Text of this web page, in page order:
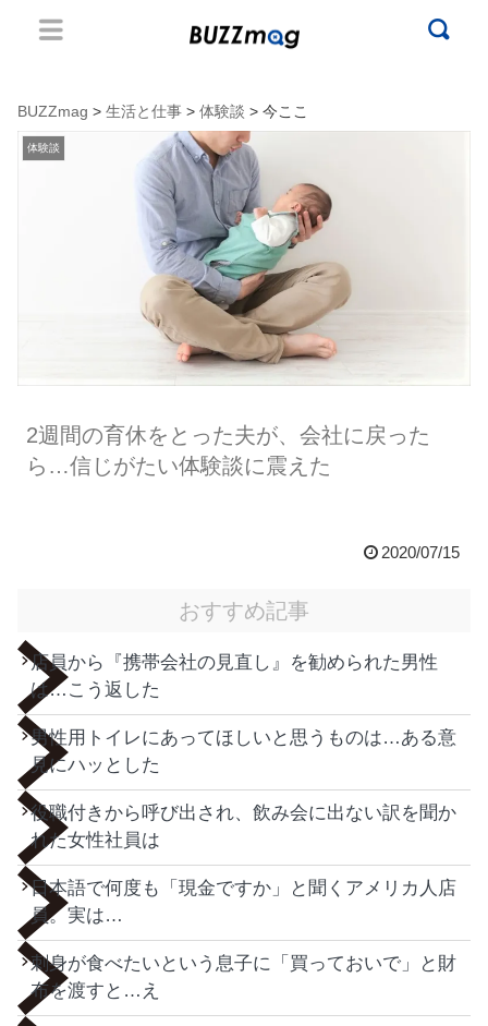
BUZZmag > 生活と仕事 > 体験談 > 今ここ
体験談
2週間の育休をとった夫が、会社に戻った
ら…信じがたい体験談に震えた
2020/07/15
おすすめ記事
店員から『携帯会社の見直し』を勧められた男性
は…こう返した
男性用トイレにあってほしいと思うものは…ある意
見にハッとした
役職付きから呼び出され、飲み会に出ない訳を聞か
れた女性社員は
日本語で何度も「現金ですか」と聞くアメリカ人店
員。実は…
刺身が食べたいという息子に「買っておいで」と財
布を渡すと…え